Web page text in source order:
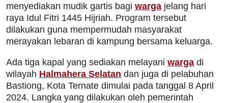
menyediakan mudik gartis bagi warga jelang hari
raya Idul Fitri 1445 Hijriah. Program tersebut
dilakukan guna mempermudah masyarakat
merayakan lebaran di kampung bersama keluarga.
Ada tiga kapal yang sediakan melayani warga di
wilayah Halmahera Selatan dan juga di pelabuhan
Bastiong, Kota Ternate dimulai pada tanggal 8 April
2024. Langka yang dilakukan oleh pemerintah